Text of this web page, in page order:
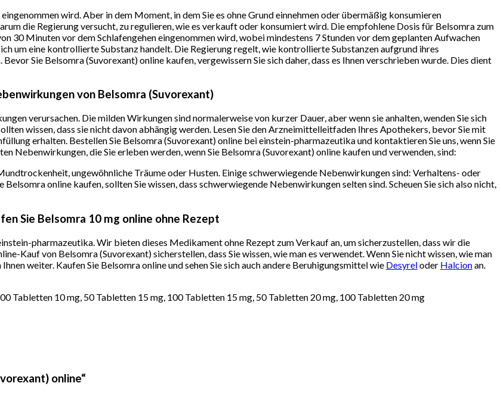
wird. Aber in dem Moment, in dem Sie es ohne Grund einnehmen oder übermäßig konsumieren
die Regierung versucht, zu regulieren, wie es verkauft oder konsumiert wird. Die empfohlene Dosis für Belsomra zum
30 Minuten vor dem Schlafengehen eingenommen wird, wobei mindestens 7 Stunden vor dem geplanten Aufwachen
um eine kontrollierte Substanz handelt. Die Regierung regelt, wie kontrollierte Substanzen aufgrund ihres
Sie Belsomra (Suvorexant) online kaufen, vergewissern Sie sich daher, dass es Ihnen verschrieben wurde. Dies dient
von Belsomra (Suvorexant)
verursachen. Die milden Wirkungen sind normalerweise von kurzer Dauer, aber wenn sie anhalten, wenden Sie sich
wissen, dass sie nicht davon abhängig werden. Lesen Sie den Arzneimittelleitfaden Ihres Apothekers, bevor Sie mit
erhalten. Bestellen Sie Belsomra (Suvorexant) online bei einstein-pharmazeutika und kontaktieren Sie uns, wenn Sie
Nebenwirkungen, die Sie erleben werden, wenn Sie Belsomra (Suvorexant) online kaufen und verwenden, sind:
ungewöhnliche Träume oder Husten. Einige schwerwiegende Nebenwirkungen sind: Verhaltens- oder
online kaufen, sollten Sie wissen, dass schwerwiegende Nebenwirkungen selten sind. Scheuen Sie sich also nicht,
Sie Belsomra 10 mg online ohne Rezept
pharmazeutika. Wir bieten dieses Medikament ohne Rezept zum Verkauf an, um sicherzustellen, dass wir die
Kauf von Belsomra (Suvorexant) sicherstellen, dass Sie wissen, wie man es verwendet. Wenn Sie nicht wissen, wie man
weiter. Kaufen Sie Belsomra online und sehen Sie sich auch andere Beruhigungsmittel wie Desyreloder Halcionan.
Tabletten 10 mg, 50 Tabletten 15 mg, 100 Tabletten 15 mg, 50 Tabletten 20 mg, 100 Tabletten 20 mg
online“